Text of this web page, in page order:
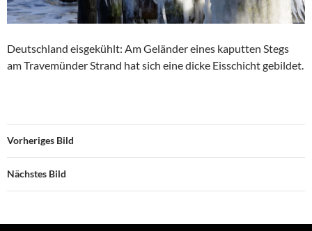
Deutschland eisgekühlt: Am Geländer eines kaputten Stegs
am Travemünder Strand hat sich eine dicke Eisschicht gebildet.
Vorheriges Bild
Nächstes Bild